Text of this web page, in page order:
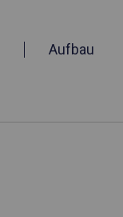
Aufbau